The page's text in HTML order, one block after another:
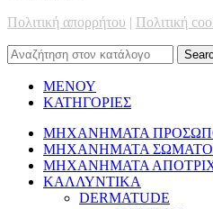
Πολιτική απορρήτου | Πολιτική
ΜΕΝΟΥ
ΚΑΤΗΓΟΡΙΕΣ
ΜΗΧΑΝΗΜΑΤΑ
ΜΗΧΑΝΗΜΑΤΑ
ΜΗΧΑΝΗΜΑΤΑ
ΚΑΛΛΥΝΤΙΚΑ
DERMATUDE